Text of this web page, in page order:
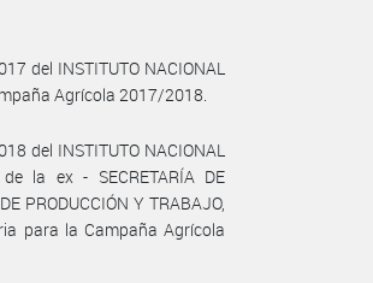
del INSTITUTO NACIONAL
Agrícola 2017/2018.
del INSTITUTO NACIONAL
la ex - SECRETARÍA DE
PRODUCCIÓN Y TRABAJO,
para la Campaña Agrícola